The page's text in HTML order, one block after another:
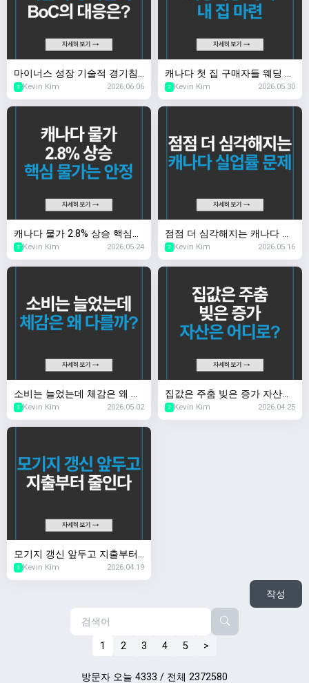
마이너스 성장 기술적 경기침
체, BoC의 대응은?
2 Kevin Kim 2026.06.06
캐나다 첫 집 구매자들 웨딩 비
용 아껴 내 집 마련
2 Kevin Kim 2026.05.30
캐나다 물가 2.8% 상승 핵심
물가는 안정
2 Kevin Kim 2026.05.24
점점 더 심각해지는 캐나다 실
업률 문제
2 Kevin Kim 2026.05.16
소비는 늘었는데 체감은 왜 다
를까?
2 Kevin Kim 2026.05.02
집값은 주춤 빚은 증가 자산은
어디로?
2 Kevin Kim 2026.04.25
모기지 갱신 앞두고 지출부터
줄인다
2 Kevin Kim 2026.04.19
작성
1 2 3 4 5 >
방문자 오늘 4333 / 전체 2372580